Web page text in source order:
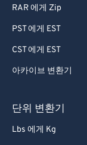
RAR 에게 Zip
PST 에게 EST
CST 에게 EST
아카이브 변환기
단위 변환기
Lbs 에게 Kg